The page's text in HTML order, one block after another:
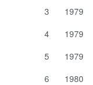
3
1979
4
1979
5
1979
6
1980